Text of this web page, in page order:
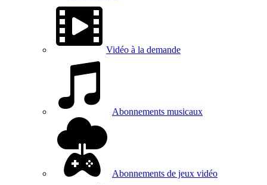
Vidéo à la demande
Abonnements musicaux
Abonnements de jeux vidéo